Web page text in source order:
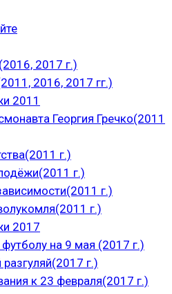
2017 г.)
2016, 2017 гг.)
2011
Георгия Гречко(2011
г.)
г.)
г.)
г.)
2017
на 9 мая (2017 г.)
г.)
к 23 февраля(2017 г.)